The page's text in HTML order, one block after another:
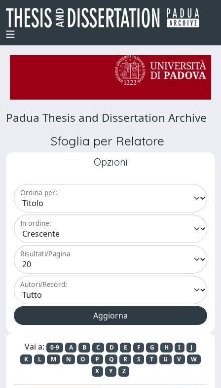
Padua Thesis and Dissertation Archive
Sfoglia per Relatore
Opzioni
Ordina per:
In ordine:
Risultati/Pagina
Autori/Record:
Vai a: 0-9 A B C D E F G H I
J
K
L M N O P Q R S T U V
W
X
Y Z